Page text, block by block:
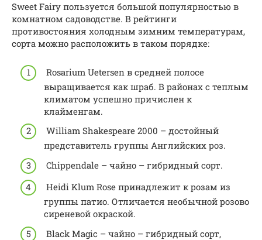
Sweet Fairy пользуется большой популярностью в
комнатном садоводстве. В рейтинги
противостояния холодным зимним температурам,
сорта можно расположить в таком порядке:
Rosarium Uetersen в средней полосе
выращивается как шраб. В районах с теплым
климатом успешно причислен к
клайменгам.
William Shakespeare 2000 – достойный
представитель группы Английских роз.
Chippendale – чайно – гибридный сорт.
Heidi Klum Rose принадлежит к розам из
группы патио. Отличается необычной розово
сиреневой окраской.
Black Magic – чайно – гибридный сорт,